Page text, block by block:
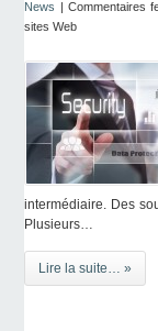
News | Commentaires
sites Web
intermédiaire. Des
Plusieurs…
Lire la suite… »